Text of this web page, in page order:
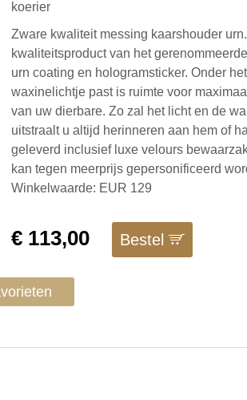
koerier
Zware kwaliteit messing kaarshouder
kwaliteitsproduct van het
urn coating en hologramsticker. Onder
waxinelichtje past is ruimte voor
van uw dierbare. Zo zal het licht en de
uitstraalt u altijd herinneren aan hem of
geleverd inclusief luxe velours
kan tegen meerprijs gepersonificeerd
Winkelwaarde: EUR 129
€ 113,00 Bestel